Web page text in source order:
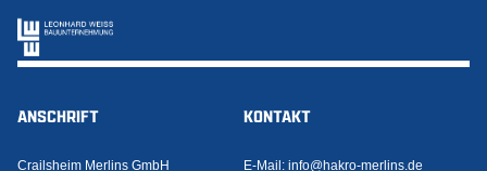
ANSCHRIFT
Crailsheim Merlins GmbH
KONTAKT
E-Mail: info@hakro-merlins.de